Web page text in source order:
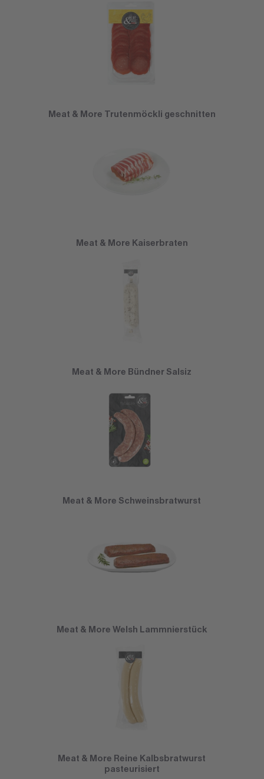
Meat & More Trutenmöckli geschnitten
Meat & More Kaiserbraten
Meat & More Bündner Salsiz
Meat & More Schweinsbratwurst
Meat & More Welsh Lammnierstück
Meat & More Reine Kalbsbratwurst
pasteurisiert